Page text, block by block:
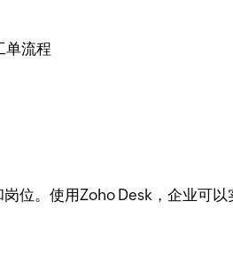
位。使用Zoho Desk，企业可以